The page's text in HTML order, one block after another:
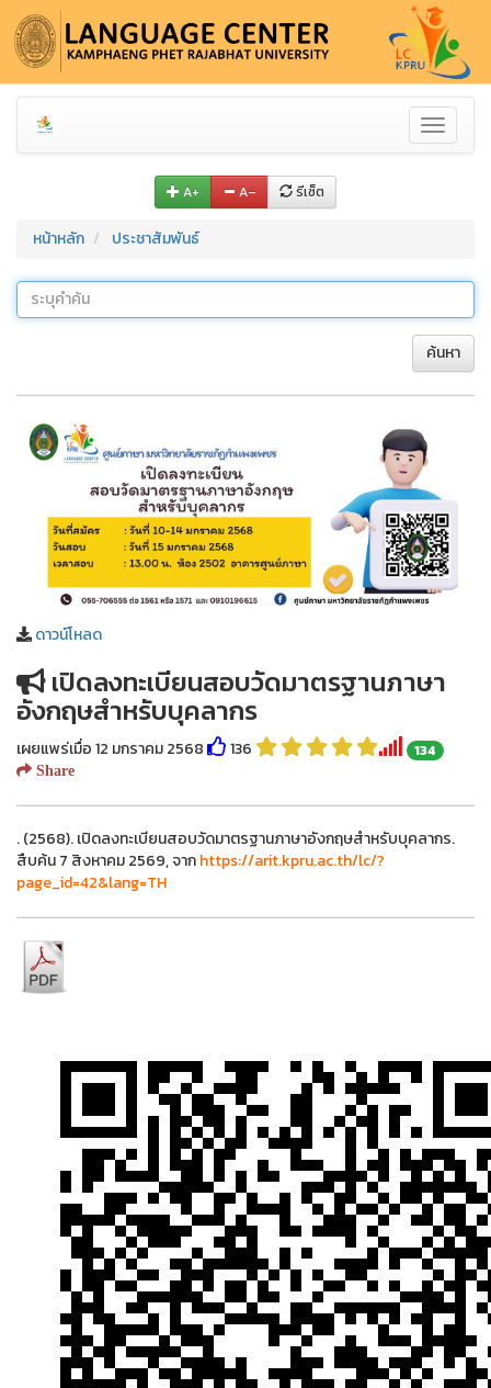
Toggle
A+ A– รีเซ็ต
หน้าหลัก ประชาสัมพันธ์
ค้นหา
ดาวน์โหลด
เปิดลงทะเบียนสอบวัดมาตรฐานภาษา
อังกฤษสำหรับบุคลากร
เผยแพร่เมื่อ 12 มกราคม 2568 136 134
Share
. (2568). เปิดลงทะเบียนสอบวัดมาตรฐานภาษาอังกฤษสำหรับบุคลากร.
สืบค้น 7 สิงหาคม 2569, จากhttps://arit.kpru.ac.th/lc/?
page_id=42&lang=TH